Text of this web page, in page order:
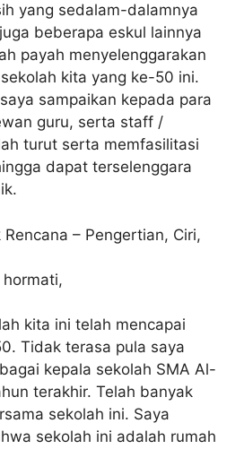
yang sedalam-dalamnya
beberapa eskul lainnya
payah menyelenggarakan
kita yang ke-50 ini.
sampaikan kepada para
guru, serta staff /
turut serta memfasilitasi
dapat terselenggara
– Pengertian, Ciri,
kita ini telah mencapai
Tidak terasa pula saya
kepala sekolah SMA Al-
terakhir. Telah banyak
sekolah ini. Saya
sekolah ini adalah rumah